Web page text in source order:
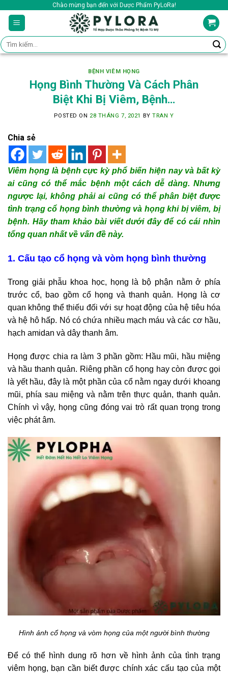
content
Chào mừng bạn đến với Dược Phẩm PyLoRa!
Tìm
kiếm:
BỆNH VIÊM HỌNG
Họng Bình Thường Và Cách Phân
Biệt Khi Bị Viêm, Bệnh…
POSTED ON 28 THÁNG 7, 2021 BYTRAN Y
Chia sẻ
Viêm họng là bệnh cực kỳ phổ biến hiện nay và bất kỳ
ai cũng có thể mắc bệnh một cách dễ dàng. Nhưng
ngược lại, không phải ai cũng có thể phân biệt được
tình trạng cổ họng bình thường và họng khi bị viêm, bị
bệnh. Hãy tham khảo bài viết dưới đây để có cái nhìn
tổng quan nhất về vấn đề này.
1. Cấu tạo cổ họng và vòm họng bình thường
Trong giải phẫu khoa học, họng là bộ phận nằm ở phía
trước cổ, bao gồm cổ họng và thanh quản. Họng là cơ
quan không thể thiếu đối với sự hoạt động của hệ tiêu hóa
và hệ hô hấp. Nó có chứa nhiều mạch máu và các cơ hầu,
hạch amidan và dây thanh âm.
Họng được chia ra làm 3 phần gồm: Hầu mũi, hầu miệng
và hầu thanh quản. Riêng phần cổ họng hay còn được gọi
là yết hầu, đây là một phần của cổ nằm ngay dưới khoang
mũi, phía sau miệng và nằm trên thực quản, thanh quản.
Chính vì vậy, họng cũng đóng vai trò rất quan trọng trong
việc phát âm.
Hình ảnh cổ họng và vòm họng của một người bình thường
Để có thể hình dung rõ hơn về hình ảnh của tình trạng
viêm họng, bạn cần biết được chính xác cấu tạo của một